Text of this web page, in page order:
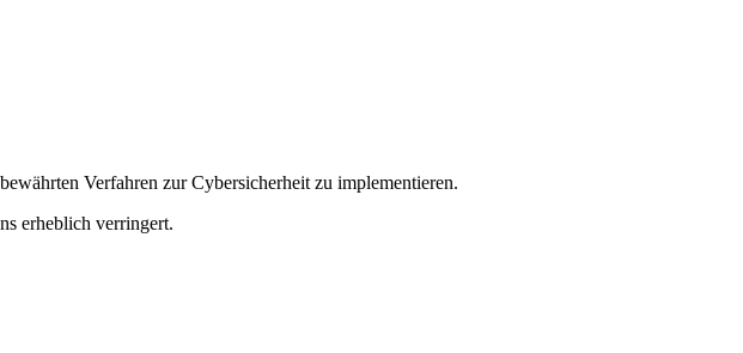
Verfahren zur Cybersicherheit zu implementieren.
erheblich verringert.